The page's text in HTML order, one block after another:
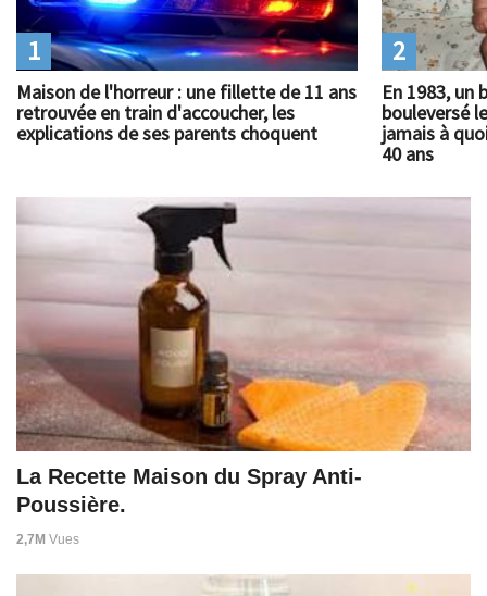
Maison de l'horreur : une fillette de 11 ans
retrouvée en train d'accoucher, les
explications de ses parents choquent
1
En 1983, un
bouleversé
jamais à
40 ans
2
La Recette Maison du Spray Anti-
Poussière.
2,7M Vues